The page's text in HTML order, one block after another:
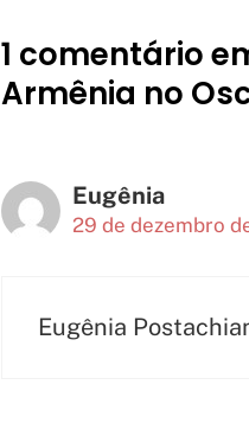
1 comentário
Armênia no
Eugênia
29 de dezembro
Eugênia